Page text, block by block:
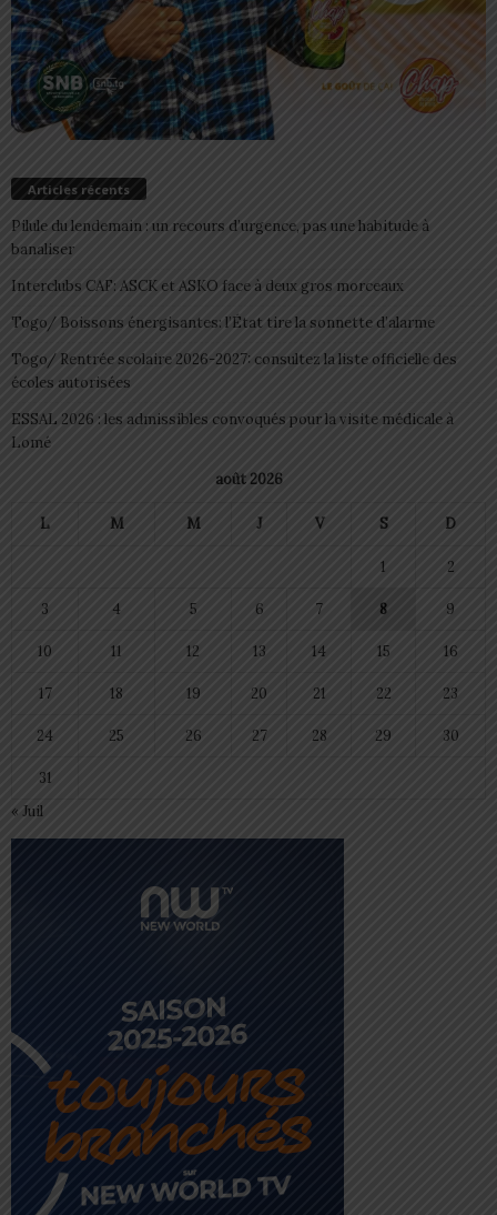
Articles récents
Pilule du lendemain : un recours d’urgence, pas une habitude à
banaliser
Interclubs CAF: ASCK et ASKO face à deux gros morceaux
Togo/ Boissons énergisantes: l’État tire la sonnette d’alarme
Togo/ Rentrée scolaire 2026-2027: consultez la liste officielle des
écoles autorisées
ESSAL 2026 : les admissibles convoqués pour la visite médicale à
Lomé
août 2026
L M M J V S D
1 2
3 4 5 6 7 8 9
10 11 12 13 14 15 16
17 18 19 20 21 22 23
24 25 26 27 28 29 30
31
« Juil